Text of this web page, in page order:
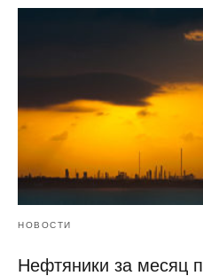
НОВОСТИ
Нефтяники за месяц